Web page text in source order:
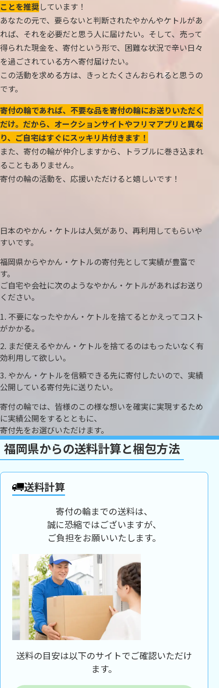
ことを推奨しています！
あなたの元で、要らないと判断されたやかんやケトルがあ
れば、それを必要だと思う人に届けたい。そして、売って
得られた現金を、寄付という形で、困難な状況で辛い日々
を過ごされている方へ寄付届けたい。
この活動を求める方は、きっとたくさんおられると思うの
です。
寄付の輪であれば、不要な品を寄付の輪にお送りいただく
だけ。だから、オークションサイトやフリマアプリと異な
り、ご自宅はすぐにスッキリ片付きます！
また、寄付の輪が仲介しますから、トラブルに巻き込まれ
ることもありません。
寄付の輪の活動を、応援いただけると嬉しいです！
日本のやかん・ケトルは人気があり、再利用してもらいや
すいです。
福岡県からやかん・ケトルの寄付先として実績が豊富で
す。
ご自宅や会社に次のようなやかん・ケトルがあればお送り
ください。
不要になったやかん・ケトルを捨てるとかえってコスト
がかかる。
まだ使えるやかん・ケトルを捨てるのはもったいなく有
効利用して欲しい。
やかん・ケトルを信頼できる先に寄付したいので、実績
公開している寄付先に送りたい。
寄付の輪では、皆様のこの様な想いを確実に実現するため
に実績公開をするとともに、
寄付先をお選びいただけます。
福岡県からの送料計算と梱包方法
送料計算
寄付の輪までの送料は、
誠に恐縮ではございますが、
ご負担をお願いいたします。
送料の目安は以下のサイトでご確認いただけ
ます。